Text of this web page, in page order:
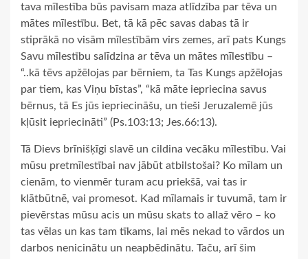
tava mīlestība būs pavisam maza atlīdzība par tēva un
mātes mīlestību. Bet, tā kā pēc savas dabas tā ir
stiprākā no visām mīlestībām virs zemes, arī pats Kungs
Savu mīlestību salīdzina ar tēva un mātes mīlestību –
“..kā tēvs apžēlojas par bērniem, ta Tas Kungs apžēlojas
par tiem, kas Viņu bīstas”, “kā māte iepriecina savus
bērnus, tā Es jūs iepriecināšu, un tieši Jeruzalemē jūs
kļūsit iepriecināti” (Ps.103:13; Jes.66:13).
Tā Dievs brīnišķīgi slavē un cildina vecāku mīlestību. Vai
mūsu pretmīlestībai nav jābūt atbilstošai? Ko mīlam un
cienām, to vienmēr turam acu priekšā, vai tas ir
klātbūtnē, vai promesot. Kad mīlamais ir tuvumā, tam ir
pievērstas mūsu acis un mūsu skats to allaž vēro – ko
tas vēlas un kas tam tīkams, lai mēs nekad to vārdos un
darbos nenicinātu un neapbēdinātu. Taču, arī šim